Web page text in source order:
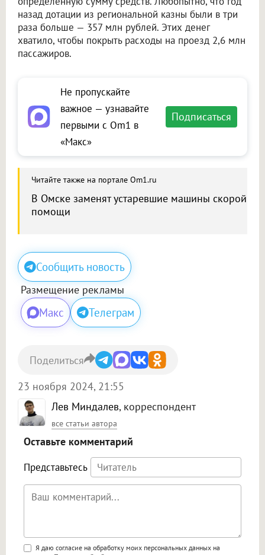
назад дотации из региональной казны были в три
раза больше — 357 млн рублей. Этих денег
хватило, чтобы покрыть расходы на проезд 2,6 млн
пассажиров.
Не пропускайте
важное — узнавайте
первыми с Om1 в
«Макс»
Подписаться
Читайте также на портале Om1.ru
В Омске заменят устаревшие машины скорой
помощи
Сообщить новость
Размещение рекламы
Макс Телеграм
Лев Миндалев, корреспондент
все статьи автора
23 ноября 2024, 21:55
Поделиться
Оставьте комментарий
Представьтесь
Поддержка HTML
Я даю согласие на обработку моих персональных данных на